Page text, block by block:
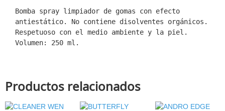
Bomba spray limpiador de gomas con efecto
antiestático. No contiene disolventes orgánicos.
Respetuoso con el medio ambiente y la piel.
Volumen: 250 ml.
Productos relacionados